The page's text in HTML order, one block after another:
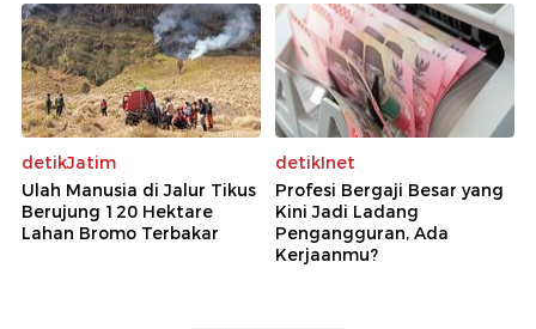
detikJatim
Ulah Manusia di Jalur Tikus
Berujung 120 Hektare
Lahan Bromo Terbakar
detikInet
Profesi Bergaji Besar yang
Kini Jadi Ladang
Pengangguran, Ada
Kerjaanmu?